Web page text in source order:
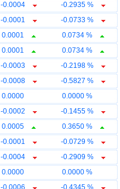
-0.0004
-0.2935 %
-0.0001
-0.0733 %
0.0001
0.0734 %
0.0001
0.0734 %
-0.0003
-0.2198 %
-0.0008
-0.5827 %
0.0000
0.0000 %
-0.0002
-0.1455 %
0.0005
0.3650 %
-0.0001
-0.0729 %
-0.0004
-0.2909 %
0.0000
0.0000 %
-0.0006
-0.4345 %